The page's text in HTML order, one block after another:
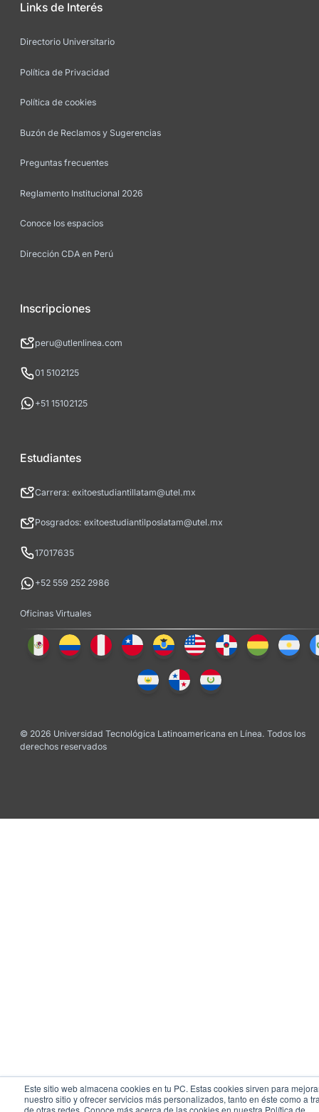
Este sitio web almacena cookies en tu PC. Estas cookies sirven para
nuestro sitio y ofrecer servicios más personalizados, tanto en éste como a
de otras redes. Conoce más acerca de las cookies en nuestra Política de
Links de Interés
Directorio Universitario
Política de Privacidad
Política de cookies
Buzón de Reclamos y Sugerencias
Preguntas frecuentes
Reglamento Institucional 2026
Conoce los espacios
Dirección CDA en Perú
Inscripciones
peru@utlenlinea.com
01 5102125
+51 15102125
Estudiantes
Carrera: exitoestudiantillatam@utel.mx
Posgrados: exitoestudiantilposlatam@utel.mx
17017635
+52 559 252 2986
Oficinas Virtuales
© 2026 Universidad Tecnológica Latinoamericana en Línea. Todos los
derechos reservados